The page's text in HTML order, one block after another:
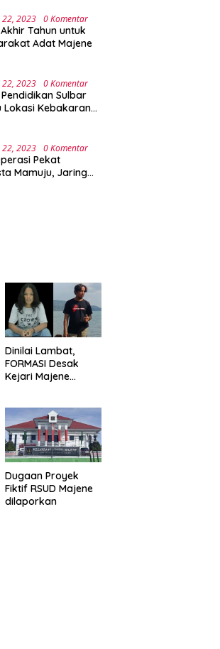
22, 2023 0 Komentar
Tahun untuk
Adat Majene
22, 2023 0 Komentar
Sulbar
Lokasi Kebakaran
22, 2023 0 Komentar
Pekat
Mamuju, Jaring
Dinilai Lambat,
FORMASI Desak
Kejari Majene
Fiktif RSUD Majene
Dugaan Proyek
Fiktif RSUD Majene
dilaporkan